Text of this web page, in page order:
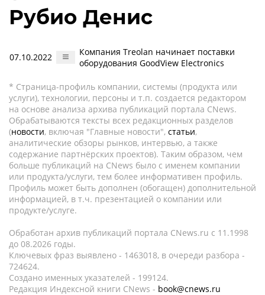
Рубио Денис
07.10.2022
Компания Treolan начинает поставки
оборудования GoodView Electronics
* Страница-профиль компании, системы (продукта или
услуги), технологии, персоны и т.п. создается редактором
на основе анализа архива публикаций портала CNews.
Обрабатываются тексты всех редакционных разделов
(новости, включая "Главные новости", статьи,
аналитические обзоры рынков, интервью, а также
содержание партнёрских проектов). Таким образом, чем
больше публикаций на CNews было с именем компании
или продукта/услуги, тем более информативен профиль.
Профиль может быть дополнен (обогащен) дополнительной
информацией, в т.ч. презентацией о компании или
продукте/услуге.
Обработан архив публикаций портала CNews.ru c 11.1998
до 08.2026 годы.
Ключевых фраз выявлено - 1463018, в очереди разбора -
724624.
Создано именных указателей - 199124.
Редакция Индексной книги CNews - book@cnews.ru